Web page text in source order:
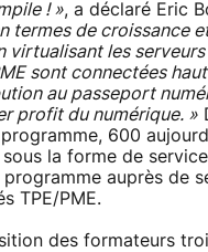
! », a déclaré Eric
termes de croissance
les
sont connectées
au passeport
profit du numérique. »
600
la forme de
auprès de
TPE/PME.
des formateurs